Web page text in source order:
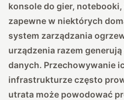
konsole do gier,
zapewne w niektórych
system zarządzania
urządzenia razem
danych. Przechowywanie
infrastrukturze często
utrata może powodować